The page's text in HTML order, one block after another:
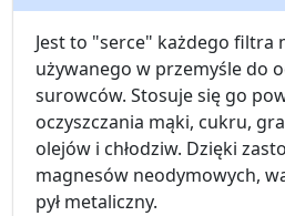
Jest to "serce" każdego filtra
używanego w przemyśle do
surowców. Stosuje się go
oczyszczania mąki, cukru,
olejów i chłodziw. Dzięki
magnesów neodymowych,
pył metaliczny.